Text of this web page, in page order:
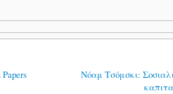
Νόαμ Τσόμσκι: